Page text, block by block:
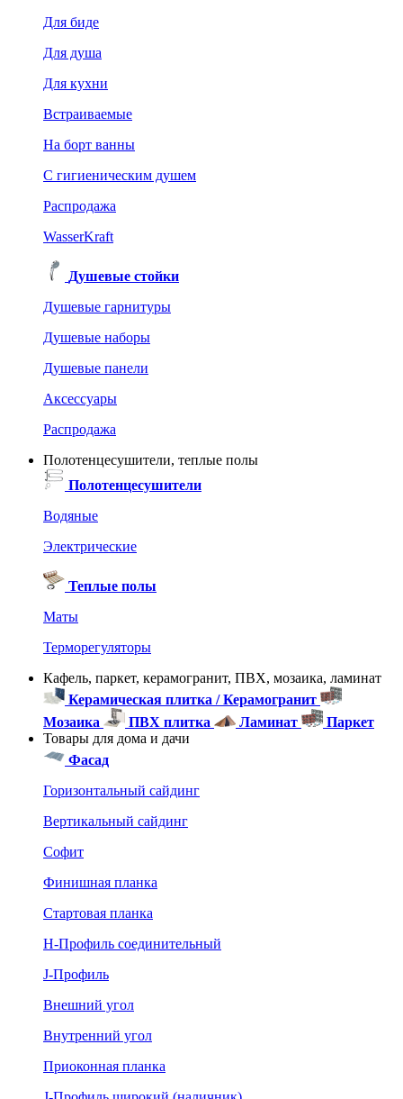
Для биде
Для душа
Для кухни
Встраиваемые
На борт ванны
C гигиеническим душем
Распродажа
WasserKraft
Душевые стойки
Душевые гарнитуры
Душевые наборы
Душевые панели
Аксессуары
Распродажа
Полотенцесушители, теплые полы
Полотенцесушители
Водяные
Электрические
Теплые полы
Маты
Терморегуляторы
Кафель, паркет, керамогранит, ПВХ, мозаика, ламинат
Керамическая плитка / Керамогранит
Мозаика
ПВХ плитка Ламинат
Паркет
Товары для дома и дачи
Фасад
Горизонтальный сайдинг
Вертикальный сайдинг
Софит
Финишная планка
Стартовая планка
Н-Профиль соединительный
J-Профиль
Внешний угол
Внутренний угол
Приоконная планка